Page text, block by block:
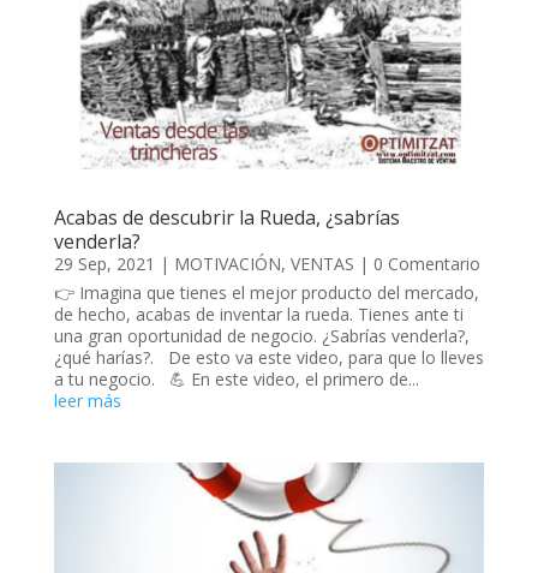
Acabas de descubrir la Rueda, ¿sabrías
venderla?
29 Sep, 2021 | MOTIVACIÓN, VENTAS | 0 Comentario
👉 Imagina que tienes el mejor producto del mercado,
de hecho, acabas de inventar la rueda. Tienes ante ti
una gran oportunidad de negocio. ¿Sabrías venderla?,
¿qué harías?. De esto va este video, para que lo lleves
a tu negocio. 💪 En este video, el primero de...
leer más